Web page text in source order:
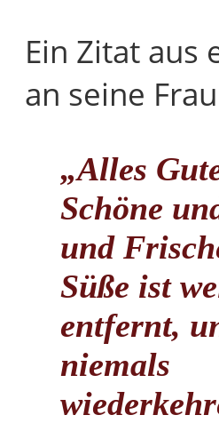
Ein Zitat aus
an seine
„Alles
Schöne
und
Süße ist
entfernt,
niemals